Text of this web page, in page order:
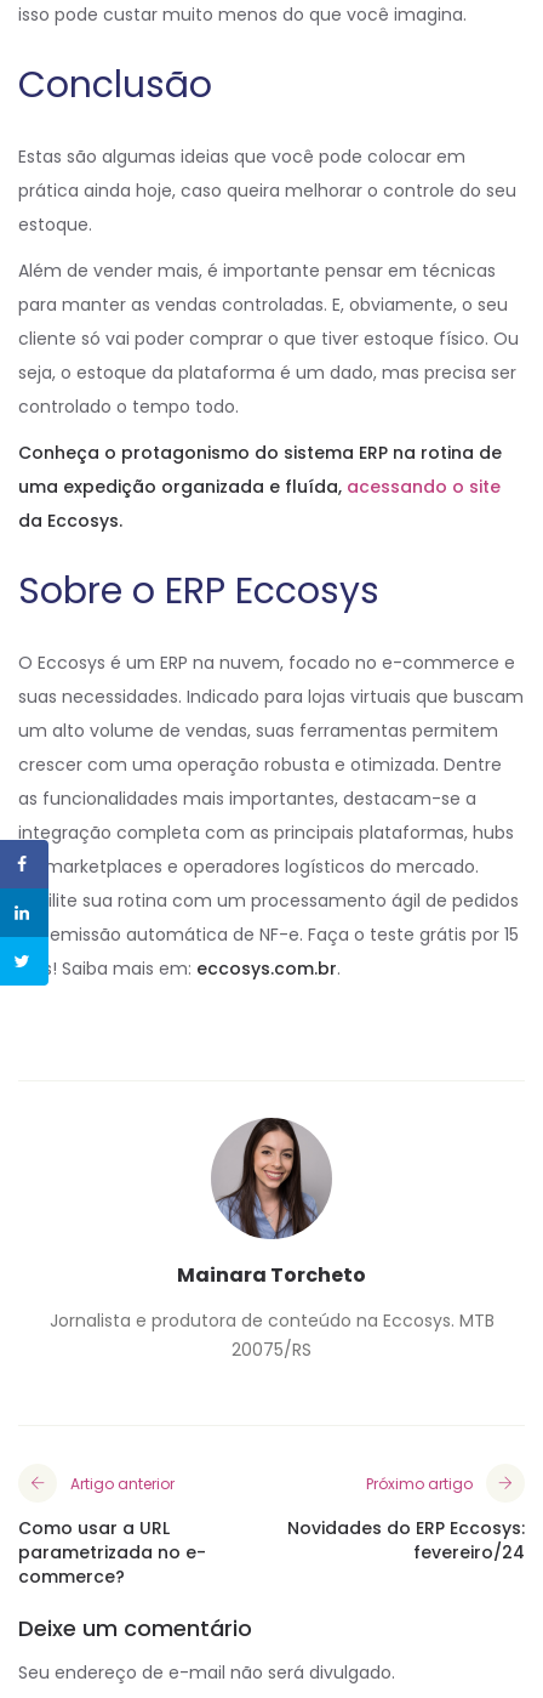
isso pode custar muito menos do que você imagina.
Conclusão
Estas são algumas ideias que você pode colocar em
prática ainda hoje, caso queira melhorar o controle do seu
estoque.
Além de vender mais, é importante pensar em técnicas
para manter as vendas controladas. E, obviamente, o seu
cliente só vai poder comprar o que tiver estoque físico. Ou
seja, o estoque da plataforma é um dado, mas precisa ser
controlado o tempo todo.
Conheça o protagonismo do sistema ERP na rotina de
uma expedição organizada e fluída, acessando o site
da Eccosys.
Sobre o ERP Eccosys
O Eccosys é um ERP na nuvem, focado no e-commerce e
suas necessidades. Indicado para lojas virtuais que buscam
um alto volume de vendas, suas ferramentas permitem
crescer com uma operação robusta e otimizada. Dentre
as funcionalidades mais importantes, destacam-se a
integração completa com as principais plataformas, hubs
de marketplaces e operadores logísticos do mercado.
Facilite sua rotina com um processamento ágil de pedidos
e a emissão automática de NF-e. Faça o teste grátis por 15
dias! Saiba mais em: eccosys.com.br.
Mainara Torcheto
Jornalista e produtora de conteúdo na Eccosys. MTB
20075/RS
Artigo anterior
Como usar a URL
parametrizada no e-
commerce?
Próximo artigo
Novidades do ERP Eccosys:
fevereiro/24
Deixe um comentário
Seu endereço de e-mail não será divulgado.